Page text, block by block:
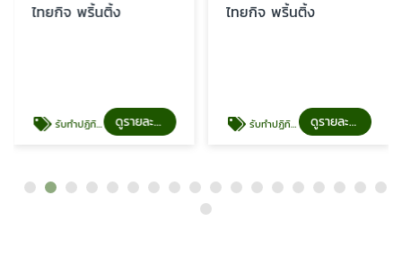
ไทยกิจ พริ้นติ้ง
รับทำปฏิทินแขวน ราคาถูก ดูรายละเอียด
ไทยกิจ พริ้นติ้ง
รับทำปฏิทินตั้งโต๊ะ ดูรายละเอียด